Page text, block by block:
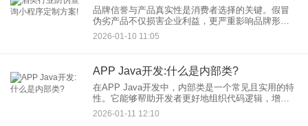
品牌信誉与产品真实性是消费者选择的关键。假冒
伪劣产品不仅损害企业利益，更严重影响品牌形象
与消费者信任。因此，一套高效、便捷的防伪查询
系统显得尤为重要。本文将深入探讨酒类防伪查询
2026-01-10 11:05
APP Java开发:什么是内部类?
在APP Java开发中，内部类是一个常见且实用的特
性。它能够帮助开发者更好地组织代码逻辑，增强
封装性，并简化某些编程模式。本文将深入探讨内
部类的概念，并重点解析成员内部类与局部内部类
2026-01-11 12:10